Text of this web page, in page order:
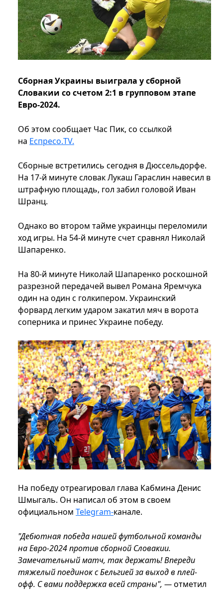
Сборная Украины выиграла у сборной
Словакии со счетом 2:1 в групповом этапе
Евро-2024.
Об этом сообщает Час Пик, со ссылкой
на Еспресо.TV.
Сборные встретились сегодня в Дюссельдорфе.
На 17-й минуте словак Лукаш Гараслин навесил в
штрафную площадь, гол забил головой Иван
Шранц.
Однако во втором тайме украинцы переломили
ход игры. На 54-й минуте счет сравнял Николай
Шапаренко.
На 80-й минуте Николай Шапаренко роскошной
разрезной передачей вывел Романа Яремчука
один на один с голкипером. Украинский
форвард легким ударом закатил мяч в ворота
соперника и принес Украине победу.
На победу отреагировал глава Кабмина Денис
Шмыгаль. Он написал об этом в своем
официальном Telegram-канале.
"Дебютная победа нашей футбольной команды
на Евро-2024 против сборной Словакии.
Замечательный матч, так держать! Впереди
тяжелый поединок с Бельгией за выход в плей-
офф. С вами поддержка всей страны", —отметил